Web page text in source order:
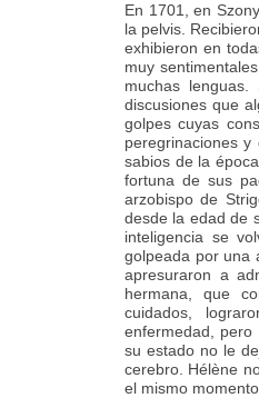
En 1701, en
la pelvis.
exhibieron en
muy
muchas
discusiones que
golpes cuyas
peregrinaciones
sabios de la
fortuna de sus
arzobispo de
desde la edad de
inteligencia se
golpeada por una
apresuraron a
hermana, que
cuidados,
enfermedad,
su estado no le
cerebro. Hélène
el mismo momento.